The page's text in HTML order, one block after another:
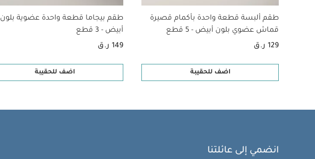
طقم ألبسة قطعة واحدة بأكمام قصيرة
قماش عضوي بلون أبيض - 5 قطع
129 ر.ق
اضف للحقيبة
طقم بيجاما قطعة واحدة عضوية بلون
أبيض - 3 قطع
149 ر.ق
اضف للحقيبة
انضمي إلى عائلتنا